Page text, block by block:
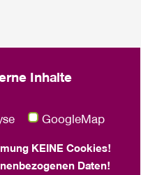
Inhalte
GoogleMap
KEINE Cookies!
Daten!